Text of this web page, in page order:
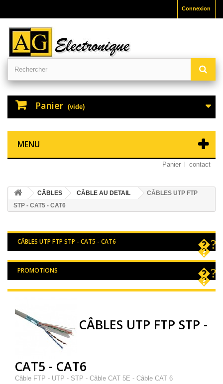
Connexion
Panier (vide)
MENU
Panier contact
CÂBLES CÂBLE AU DETAIL
CÂBLES UTP FTP
STP - CAT5 - CAT6
CÂBLES UTP FTP STP - CAT5 - CAT6
PROMOTIONS
CÂBLES UTP FTP STP -
CAT5 - CAT6
Câble FTP - UTP - STP - Câble CAT 5E - Câble CAT 6